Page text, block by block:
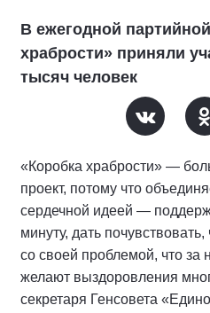
В ежегодной
храбрости» приняли
тысяч человек
«Коробка храбрости» —
проект, потому что
сердечной идеей —
минуту, дать
со своей проблемой, что за
желают выздоровления
секретаря Генсовета